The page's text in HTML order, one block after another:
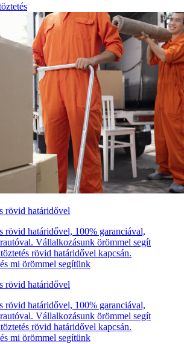
rövid határidővel
rövid határidővel, 100% garanciával,
Vállalkozásunk örömmel segít
rövid határidővel kapcsán.
mi örömmel segítünk
rövid határidővel
rövid határidővel, 100% garanciával,
Vállalkozásunk örömmel segít
rövid határidővel kapcsán.
mi örömmel segítünk